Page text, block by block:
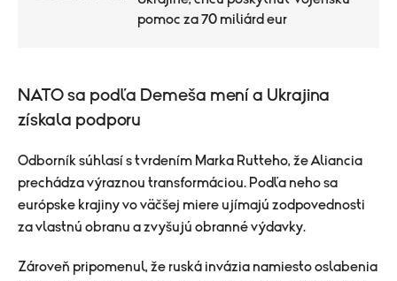
pomoc za 70 miliárd eur
NATO sa podľa Demeša mení a Ukrajina
získala podporu
Odborník súhlasí s tvrdením Marka Rutteho, že Aliancia
prechádza výraznou transformáciou. Podľa neho sa
európske krajiny vo väčšej miere ujímajú zodpovednosti
za vlastnú obranu a zvyšujú obranné výdavky.
Zároveň pripomenul, že ruská invázia namiesto oslabenia